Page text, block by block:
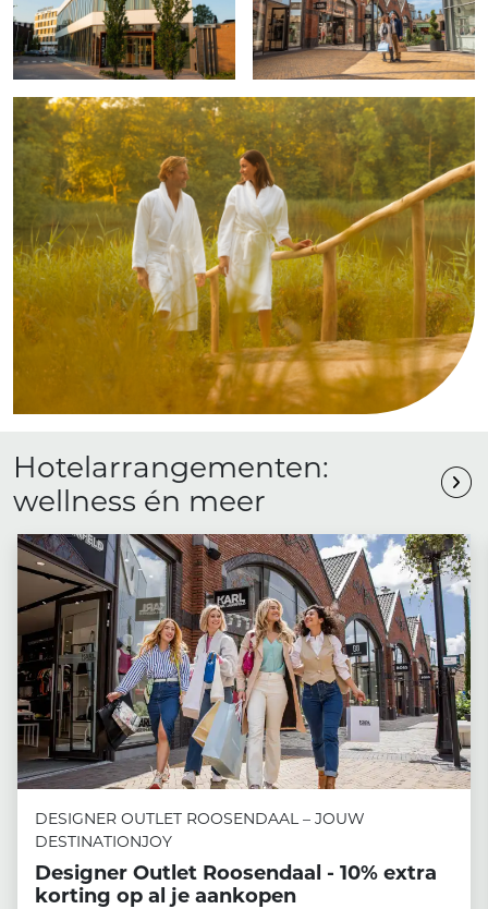
Hotelarrangementen:
wellness én meer
DESIGNER OUTLET ROOSENDAAL – JOUW
DESTINATIONJOY
Designer Outlet Roosendaal - 10% extra
korting op al je aankopen